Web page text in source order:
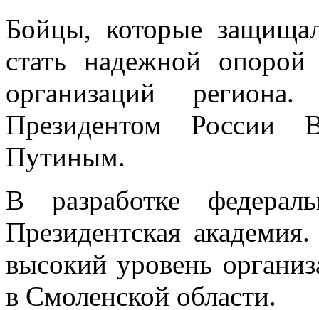
Бойцы, которые
стать надежной
организаций
Президентом России
Путиным.
В разработке
Президентская
высокий уровень
в Смоленской области.